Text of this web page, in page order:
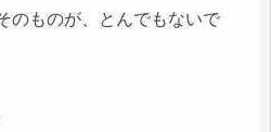
のものが、とんでもないで